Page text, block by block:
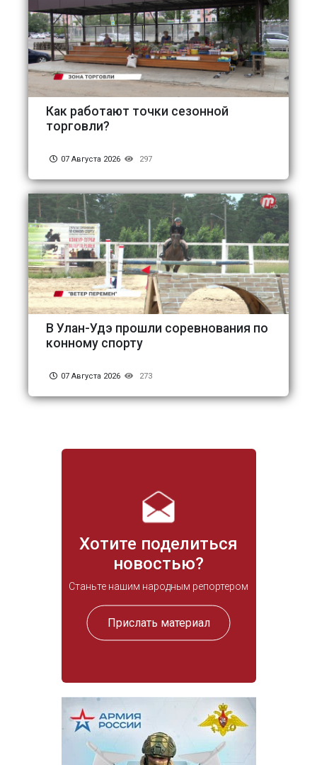
Хотите поделиться
новостью?
Станьте нашим народным репортером
Прислать материал
Как работают точки сезонной
торговли?
07 Августа 2026 297
В Улан-Удэ прошли соревнования по
конному спорту
07 Августа 2026 273